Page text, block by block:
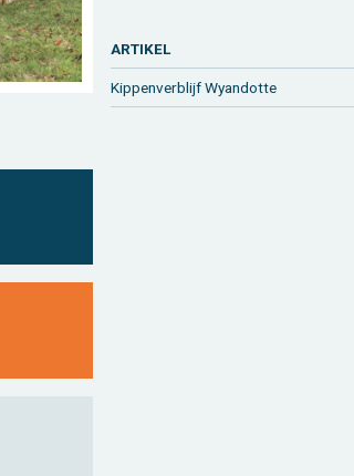
AR­TI­KEL
Kip­pen­ver­blijf Wy­an­dot­te